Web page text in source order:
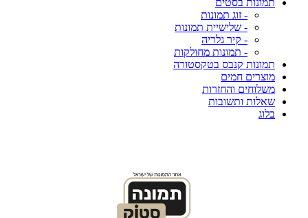
תמונות בסטים
- זוג תמונות
- שלישיית תמונות
- קיר גלריה
- תמונות מחולקות
תמונות קנבס בטקסטורה
מוצרים חמים
משלוחים והחזרות
שאלות ותשובות
בלוג